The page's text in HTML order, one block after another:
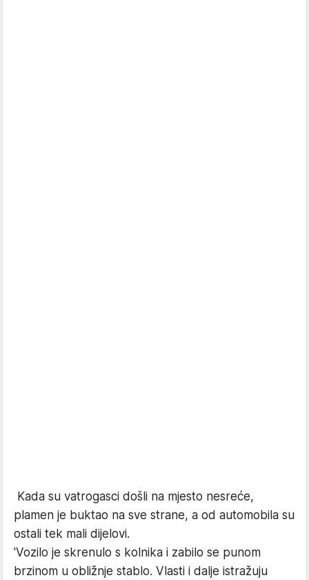
Kada su vatrogasci došli na mjesto nesreće,
plamen je buktao na sve strane, a od automobila su
ostali tek mali dijelovi.
'Vozilo je skrenulo s kolnika i zabilo se punom
brzinom u obližnje stablo. Vlasti i dalje istražuju